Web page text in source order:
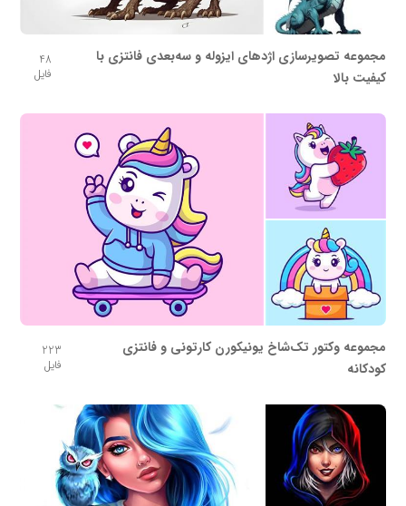
مجموعه تصویرسازی اژدهای ایزوله و سه‌بعدی فانتزی با
کیفیت بالا
48
فایل
مجموعه وکتور تک‌شاخ یونیکورن کارتونی و فانتزی
کودکانه
223
فایل